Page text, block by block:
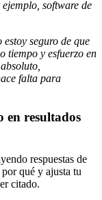
software de
seguro de que
tiempo y esfuerzo en
falta para
en resultados
respuestas de
qué y ajusta tu
citado.